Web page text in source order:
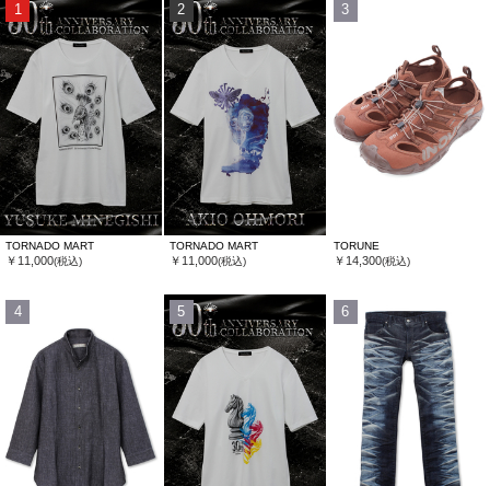
1
TORNADO MART
￥11,000(税込)
2
TORNADO MART
￥11,000(税込)
3
TORUNE
￥14,300(税込)
4 5 6